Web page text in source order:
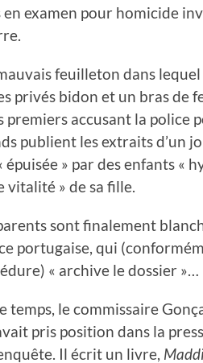
examen pour homicide
feuilleton dans
privés bidon et un bras de
accusant la police
publient les extraits d’un
» par des enfants «
vitalité » de sa fille.
sont finalement
portugaise, qui
« archive le dossier »…
temps, le commissaire
pris position dans la
Il écrit un livre,